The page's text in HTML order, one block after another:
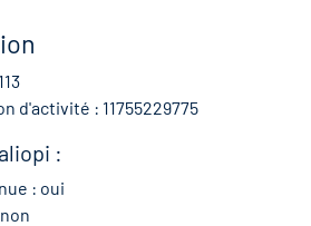
d'activité : 11755229775
:
: oui